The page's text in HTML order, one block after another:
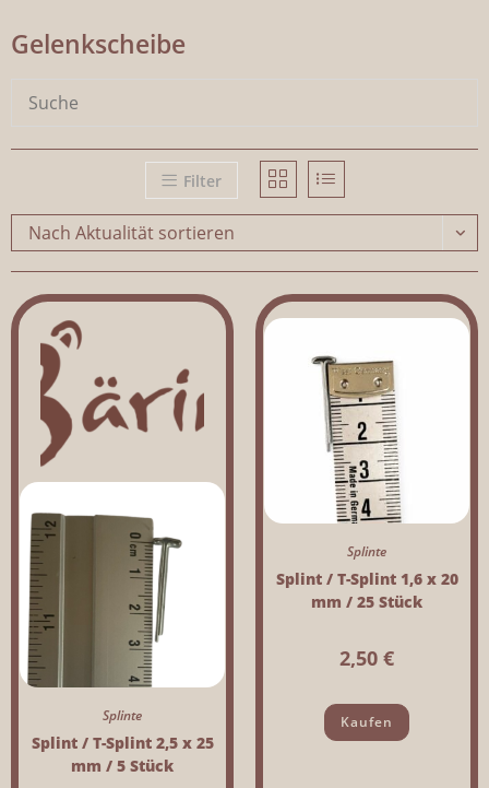
Gelenkscheibe
Filter
Nach Aktualität sortieren
Splinte
Splint / T-Splint 2,5 x 25
mm / 5 Stück
Splinte
Splint / T-Splint 1,6 x 20
mm / 25 Stück
2,50 €
Kaufen